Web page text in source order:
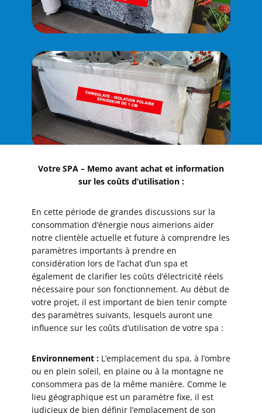
Votre SPA – Memo avant achat et information
sur les coûts d’utilisation :
En cette période de grandes discussions sur la
consommation d’énergie nous aimerions aider
notre clientèle actuelle et future à comprendre les
paramètres importants à prendre en
considération lors de l’achat d’un spa et
également de clarifier les coûts d’électricité réels
nécessaire pour son fonctionnement. Au début de
votre projet, il est important de bien tenir compte
des paramètres suivants, lesquels auront une
influence sur les coûts d’utilisation de votre spa :
Environnement : L’emplacement du spa, à l’ombre
ou en plein soleil, en plaine ou à la montagne ne
consommera pas de la même manière. Comme le
lieu géographique est un paramètre fixe, il est
judicieux de bien définir l’emplacement de son